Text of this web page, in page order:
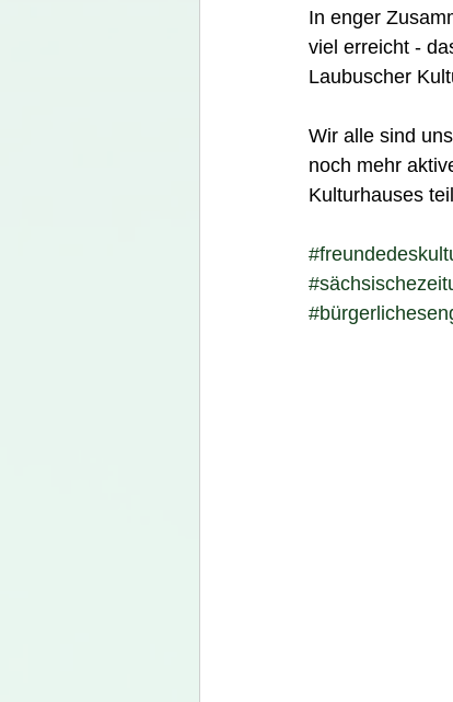
In enger
viel erreicht -
Laubuscher
Wir alle sind
noch mehr
Kulturhauses